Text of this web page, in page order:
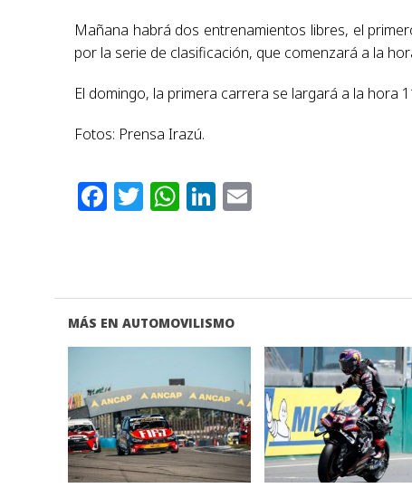
Mañana habrá dos entrenamientos libres, el
por la serie de clasificación, que comenzará a la
El domingo, la primera carrera se largará a la hora
Fotos: Prensa Irazú.
Facebook
Twitter
WhatsApp
LinkedIn
MÁS EN AUTOMOVILISMO
VER NOTA VER NOTA